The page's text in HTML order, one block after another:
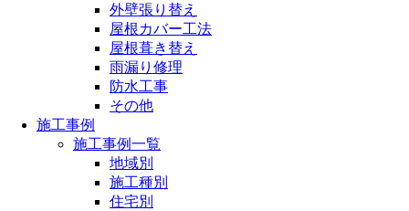
外壁張り替え
屋根カバー工法
屋根葺き替え
雨漏り修理
防水工事
その他
施工事例
施工事例一覧
地域別
施工種別
住宅別